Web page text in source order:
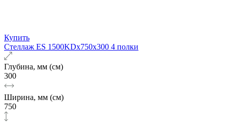
Купить
Стеллаж ES 1500KDх750x300 4 полки
Глубина, мм (см)
300
Ширина, мм (см)
750